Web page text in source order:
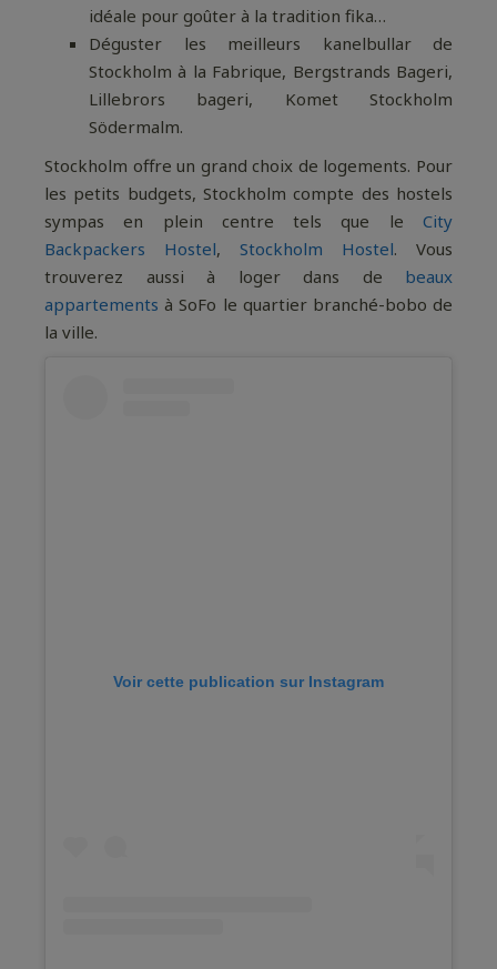
idéale pour goûter à la tradition fika…
Déguster les meilleurs kanelbullar de
Stockholm à la Fabrique, Bergstrands Bageri,
Lillebrors bageri, Komet Stockholm
Södermalm.
Stockholm offre un grand choix de logements. Pour
les petits budgets, Stockholm compte des hostels
sympas en plein centre tels que le City
Backpackers Hostel, Stockholm Hostel. Vous
trouverez aussi à loger dans de beaux
appartements à SoFo le quartier branché-bobo de
la ville.
Voir cette publication sur Instagram